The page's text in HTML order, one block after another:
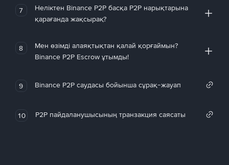
7
Неліктен Binance P2P басқа P2P нарықтарына
қарағанда жақсырақ?
8
Мен өзімді алаяқтықтан қалай қорғаймын?
Binance P2P Escrow ұтымды!
9 Binance P2P саудасы бойынша сұрақ-жауап
10 P2P пайдаланушысының транзакция саясаты